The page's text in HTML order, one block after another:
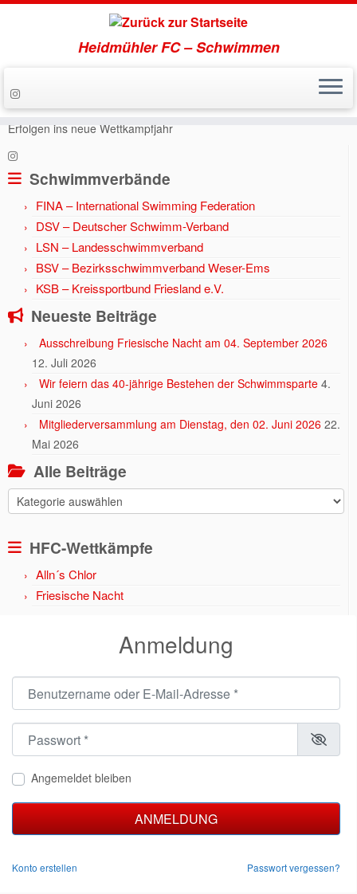
Zum
Inhalt
springen
Heidmühler FC – Schwimmen
Start » Aktuell » Jahr 2017 » HFC-Schwimmnachwuchs startet mit
Erfolgen ins neue Wettkampfjahr
Schwimmverbände
FINA – International Swimming Federation
DSV – Deutscher Schwimm-Verband
LSN – Landesschwimmverband
BSV – Bezirksschwimmverband Weser-Ems
KSB – Kreissportbund Friesland e.V.
Neueste Beiträge
Ausschreibung Friesische Nacht am 04. September 2026
12. Juli 2026
Wir feiern das 40-jährige Bestehen der Schwimmsparte 4.
Juni 2026
Mitgliederversammlung am Dienstag, den 02. Juni 2026 22.
Mai 2026
Alle Beiträge
Alle
Beiträge
HFC-Wettkämpfe
Alln´s Chlor
Friesische Nacht
Anmeldung
Angemeldet bleiben
ANMELDUNG
Konto erstellen Passwort vergessen?